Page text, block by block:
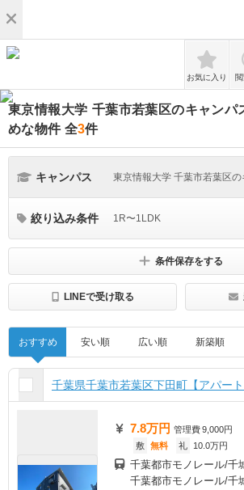
お気に入り
東京情報大学 千葉市若葉区のキャンパ
めな物件 全3件
キャンパス 東京情報大学 千葉市若葉区の
絞り込み条件 1R〜1LDK
条件保存をする
LINEで受け取る
おすすめ 安い順 広い順 新築順
千葉県千葉市若葉区下田町【アパート
7.8万円 管理費9,000円
敷 無料 礼 10.0万円
千葉都市モノレール/千
千葉都市モノレール/千